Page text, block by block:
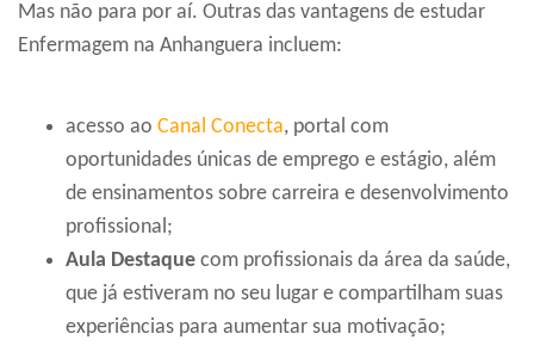
Mas não para por aí. Outras das vantagens de estudar
Enfermagem na Anhanguera incluem:
acesso ao Canal Conecta, portal com
oportunidades únicas de emprego e estágio, além
de ensinamentos sobre carreira e desenvolvimento
profissional;
Aula Destaque com profissionais da área da saúde,
que já estiveram no seu lugar e compartilham suas
experiências para aumentar sua motivação;